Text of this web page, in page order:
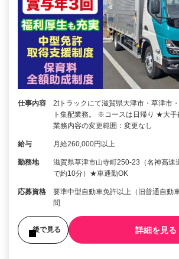
仕事内容
2tトラックにて滋賀県大津市・草津市
ト集配業務。 ※コースは日帰り ★大
業務内容の変更範囲：変更なし
給与 月給260,000円以上
勤務地
滋賀県草津市山寺町250-23（名神高速
で約10分）★車通勤OK
応募資格
要準中型自動車免許以上（旧普通自動
問
後で見る 詳細を見る